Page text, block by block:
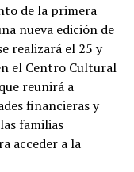
de la primera
nueva edición de
realizará el 25 y
el Centro Cultural
reunirá a
financieras y
familias
acceder a la